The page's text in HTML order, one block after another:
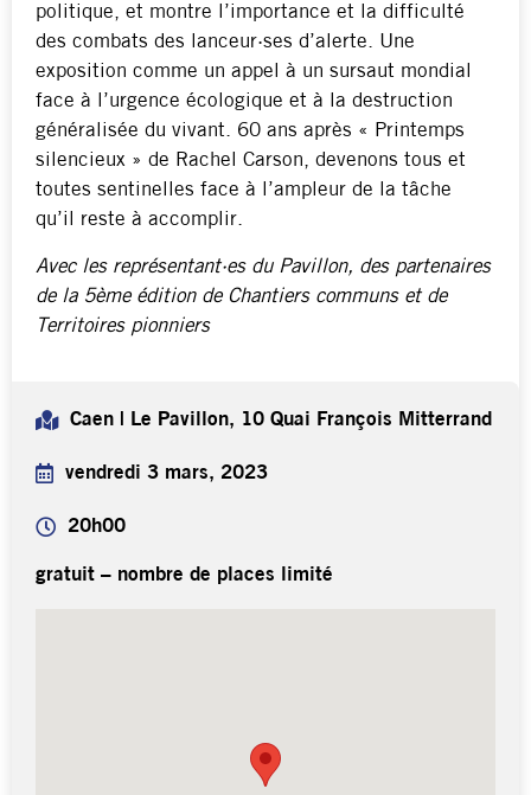
politique, et montre l’importance et la difficulté
des combats des lanceur·ses d’alerte. Une
exposition comme un appel à un sursaut mondial
face à l’urgence écologique et à la destruction
généralisée du vivant. 60 ans après « Printemps
silencieux » de Rachel Carson, devenons tous et
toutes sentinelles face à l’ampleur de la tâche
qu’il reste à accomplir.
Avec les représentant·es du Pavillon, des partenaires
de la 5ème édition de Chantiers communs et de
Territoires pionniers
Caen | Le Pavillon, 10 Quai François Mitterrand
vendredi 3 mars, 2023
20h00
gratuit – nombre de places limité